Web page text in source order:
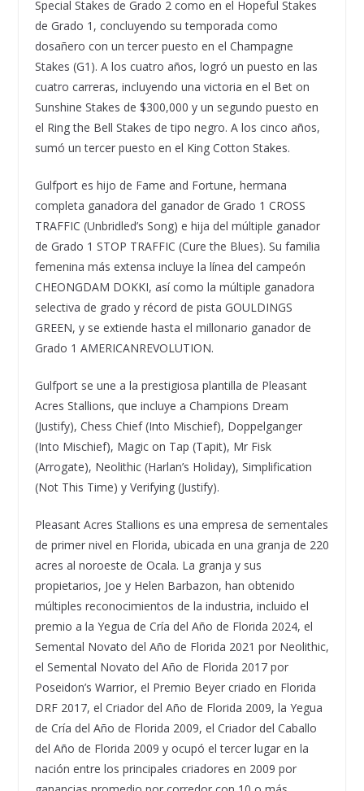
Special Stakes de Grado 2 como en el Hopeful Stakes
de Grado 1, concluyendo su temporada como
dosañero con un tercer puesto en el Champagne
Stakes (G1). A los cuatro años, logró un puesto en las
cuatro carreras, incluyendo una victoria en el Bet on
Sunshine Stakes de $300,000 y un segundo puesto en
el Ring the Bell Stakes de tipo negro. A los cinco años,
sumó un tercer puesto en el King Cotton Stakes.
Gulfport es hijo de Fame and Fortune, hermana
completa ganadora del ganador de Grado 1 CROSS
TRAFFIC (Unbridled’s Song) e hija del múltiple ganador
de Grado 1 STOP TRAFFIC (Cure the Blues). Su familia
femenina más extensa incluye la línea del campeón
CHEONGDAM DOKKI, así como la múltiple ganadora
selectiva de grado y récord de pista GOULDINGS
GREEN, y se extiende hasta el millonario ganador de
Grado 1 AMERICANREVOLUTION.
Gulfport se une a la prestigiosa plantilla de Pleasant
Acres Stallions, que incluye a Champions Dream
(Justify), Chess Chief (Into Mischief), Doppelganger
(Into Mischief), Magic on Tap (Tapit), Mr Fisk
(Arrogate), Neolithic (Harlan’s Holiday), Simplification
(Not This Time) y Verifying (Justify).
Pleasant Acres Stallions es una empresa de sementales
de primer nivel en Florida, ubicada en una granja de 220
acres al noroeste de Ocala. La granja y sus
propietarios, Joe y Helen Barbazon, han obtenido
múltiples reconocimientos de la industria, incluido el
premio a la Yegua de Cría del Año de Florida 2024, el
Semental Novato del Año de Florida 2021 por Neolithic,
el Semental Novato del Año de Florida 2017 por
Poseidon’s Warrior, el Premio Beyer criado en Florida
DRF 2017, el Criador del Año de Florida 2009, la Yegua
de Cría del Año de Florida 2009, el Criador del Caballo
del Año de Florida 2009 y ocupó el tercer lugar en la
nación entre los principales criadores en 2009 por